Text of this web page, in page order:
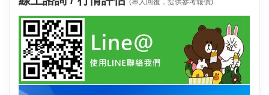
(專人回覆，提供參考報價)